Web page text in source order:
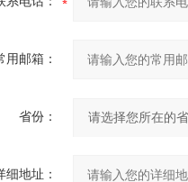
用邮箱：
省份：
细地址：